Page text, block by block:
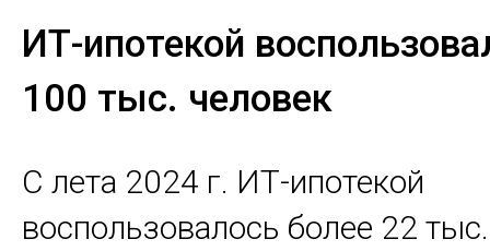
ИТ-ипотекой
100 тыс. человек
С лета 2024 г. ИТ-ипотекой
воспользовалось более 22